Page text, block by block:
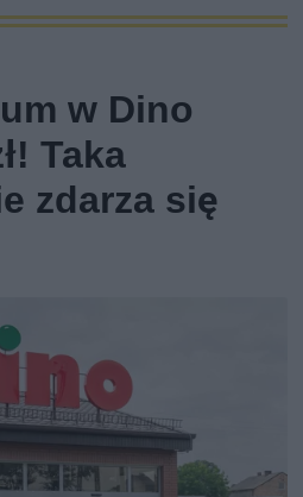
w Dino
Taka
zdarza się